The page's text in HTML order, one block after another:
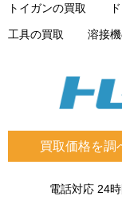
買取価格を調
電話対応 24時
トイガンの買取
工具の買取 溶接